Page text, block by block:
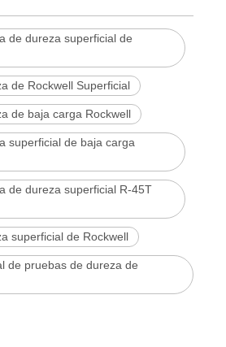
de dureza superficial de
de Rockwell Superficial
de baja carga Rockwell
superficial de baja carga
de dureza superficial R-45T
superficial de Rockwell
de pruebas de dureza de